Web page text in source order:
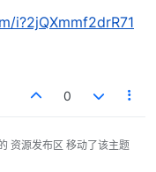
i?2jQXmmf2drR71
0
资源发布区 移动了该主题